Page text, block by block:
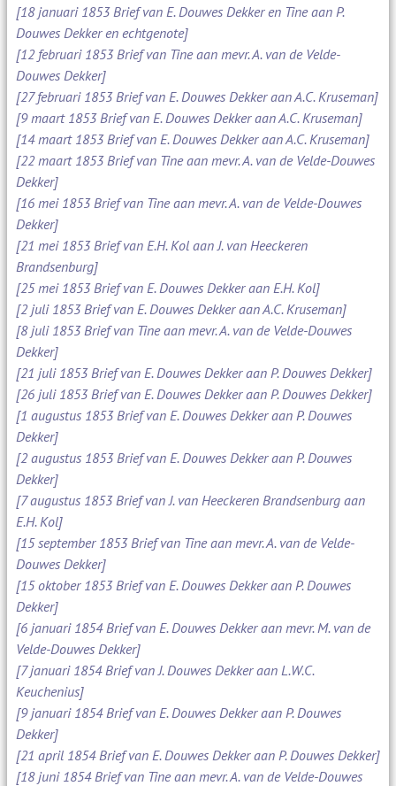
[18 januari 1853 Brief van E. Douwes Dekker en Tine aan P.
Douwes Dekker en echtgenote]
[12 februari 1853 Brief van Tine aan mevr. A. van de Velde-
Douwes Dekker]
[27 februari 1853 Brief van E. Douwes Dekker aan A.C. Kruseman]
[9 maart 1853 Brief van E. Douwes Dekker aan A.C. Kruseman]
[14 maart 1853 Brief van E. Douwes Dekker aan A.C. Kruseman]
[22 maart 1853 Brief van Tine aan mevr. A. van de Velde-Douwes
Dekker]
[16 mei 1853 Brief van Tine aan mevr. A. van de Velde-Douwes
Dekker]
[21 mei 1853 Brief van E.H. Kol aan J. van Heeckeren
Brandsenburg]
[25 mei 1853 Brief van E. Douwes Dekker aan E.H. Kol]
[2 juli 1853 Brief van E. Douwes Dekker aan A.C. Kruseman]
[8 juli 1853 Brief van Tine aan mevr. A. van de Velde-Douwes
Dekker]
[21 juli 1853 Brief van E. Douwes Dekker aan P. Douwes Dekker]
[26 juli 1853 Brief van E. Douwes Dekker aan P. Douwes Dekker]
[1 augustus 1853 Brief van E. Douwes Dekker aan P. Douwes
Dekker]
[2 augustus 1853 Brief van E. Douwes Dekker aan P. Douwes
Dekker]
[7 augustus 1853 Brief van J. van Heeckeren Brandsenburg aan
E.H. Kol]
[15 september 1853 Brief van Tine aan mevr. A. van de Velde-
Douwes Dekker]
[15 oktober 1853 Brief van E. Douwes Dekker aan P. Douwes
Dekker]
[6 januari 1854 Brief van E. Douwes Dekker aan mevr. M. van de
Velde-Douwes Dekker]
[7 januari 1854 Brief van J. Douwes Dekker aan L.W.C.
Keuchenius]
[9 januari 1854 Brief van E. Douwes Dekker aan P. Douwes
Dekker]
[21 april 1854 Brief van E. Douwes Dekker aan P. Douwes Dekker]
[18 juni 1854 Brief van Tine aan mevr. A. van de Velde-Douwes